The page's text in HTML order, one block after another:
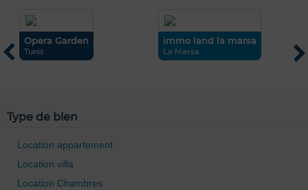
Opera Garden
Tunis
immo land la marsa
La Marsa
0 / 500
Type de bien
Location appartement
Location villa
Location Chambres